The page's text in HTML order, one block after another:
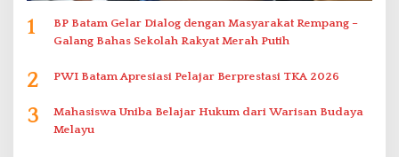
1
BP Batam Gelar Dialog dengan Masyarakat Rempang –
Galang Bahas Sekolah Rakyat Merah Putih
2 PWI Batam Apresiasi Pelajar Berprestasi TKA 2026
3
Mahasiswa Uniba Belajar Hukum dari Warisan Budaya
Melayu